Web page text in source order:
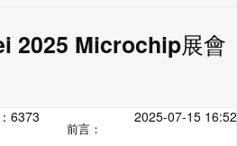
2025 Microchip展會
6373 2025-07-15 16:52
前言：